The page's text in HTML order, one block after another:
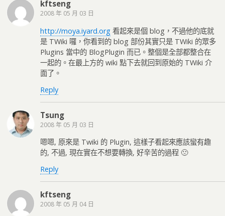
kftseng
2008 年 05 月 03 日
http://moya.iyard.org 看起來是個 blog，不過他的底就
是 TWiki 囉，你看到的 blog 部份其實只是 TWiki 的眾多
Plugins 當中的 BlogPlugin 而已。整個是全部都整合在
一起的。在最上方的 wiki 點下去就回到原始的 TWiki 介
面了。
Reply
Tsung
2008 年 05 月 03 日
嗯嗯, 原來是 Twiki 的 Plugin, 這樣子看起來應該蠻有趣
的, 不過, 現在實在不想要轉換, 好辛苦的過程 🙁
Reply
kftseng
2008 年 05 月 04 日